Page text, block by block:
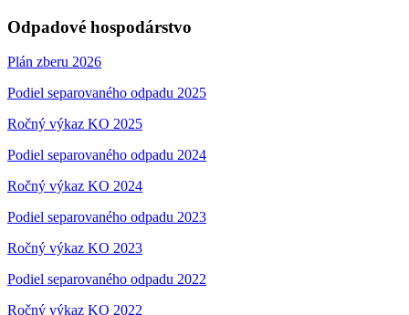
Odpadové hospodárstvo
Plán zberu 2026
Podiel separovaného odpadu 2025
Ročný výkaz KO 2025
Podiel separovaného odpadu 2024
Ročný výkaz KO 2024
Podiel separovaného odpadu 2023
Ročný výkaz KO 2023
Podiel separovaného odpadu 2022
Ročný výkaz KO 2022